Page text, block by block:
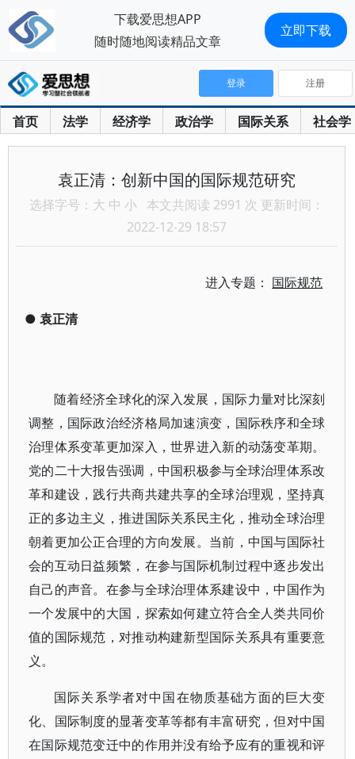
首页 法学 经济学 政治学 国际关系 社会学
登录 注册
袁正清：创新中国的国际规范研究
选择字号： 大 中 小 本文共阅读 2991 次 更新时间：
2022-12-29 18:57
进入专题： 国际规范
● 袁正清
随着经济全球化的深入发展，国际力量对比深刻
调整，国际政治经济格局加速演变，国际秩序和全球
治理体系变革更加深入，世界进入新的动荡变革期。
党的二十大报告强调，中国积极参与全球治理体系改
革和建设，践行共商共建共享的全球治理观，坚持真
正的多边主义，推进国际关系民主化，推动全球治理
朝着更加公正合理的方向发展。当前，中国与国际社
会的互动日益频繁，在参与国际机制过程中逐步发出
自己的声音。在参与全球治理体系建设中，中国作为
一个发展中的大国，探索如何建立符合全人类共同价
值的国际规范，对推动构建新型国际关系具有重要意
义。
国际关系学者对中国在物质基础方面的巨大变
化、国际制度的显著变革等都有丰富研究，但对中国
在国际规范变迁中的作用并没有给予应有的重视和评
下载爱思想APP
随时随地阅读精品文章
立即下载